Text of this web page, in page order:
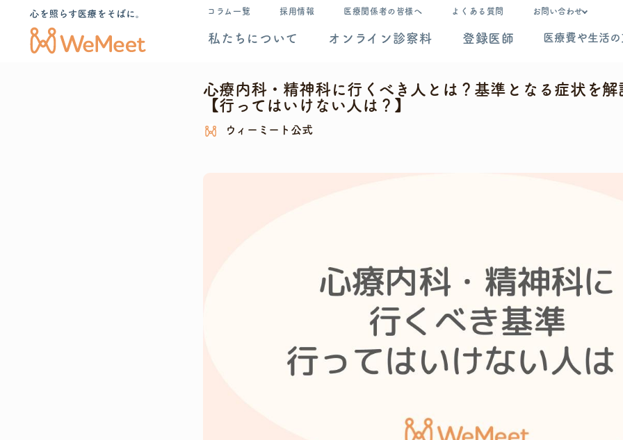
コラム一覧 採用情報 医療関係者の皆様へ よくある質問 お問い合わせ
私たちについて オンライン診察料 登録医師 医療費や生活
心療内科・精神科に行くべき人とは？基準となる症状を解
【行ってはいけない人は？】
ウィーミート公式